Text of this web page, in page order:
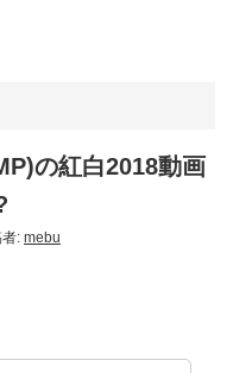
の紅白2018動画
: mebu